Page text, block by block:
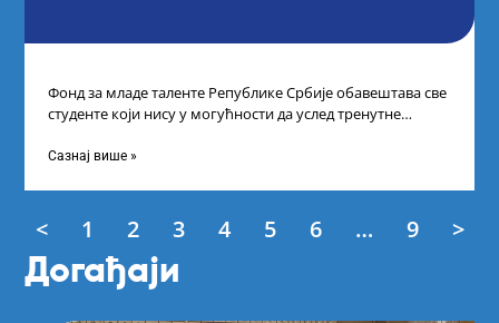
Фонд за младе таленте Републике Србије обавештава све
студенте који нису у могућности да услед тренутне
Сазнај више »
< 1 2 3 4 5 6 … 9 >
Догађаји